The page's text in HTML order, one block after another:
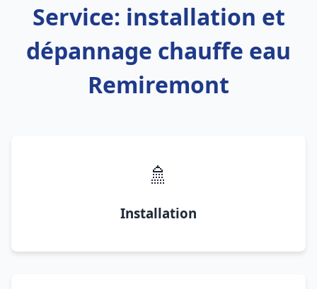
Service: installation et
dépannage chauffe eau
Remiremont
🚿
Installation